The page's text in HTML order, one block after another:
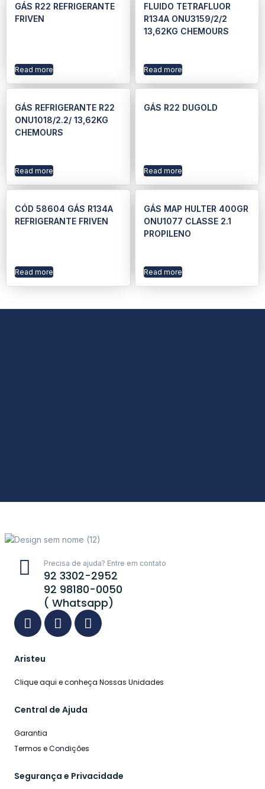
GÁS R22 REFRIGERANTE
FRIVEN
Read more
FLUIDO TETRAFLUOR
R134A ONU3159/2/2
13,62KG CHEMOURS
Read more
GÁS REFRIGERANTE R22
ONU1018/2.2/ 13,62KG
CHEMOURS
Read more
GÁS R22 DUGOLD
Read more
CÓD 58604 GÁS R134A
REFRIGERANTE FRIVEN
Read more
GÁS MAP HULTER 400GR
ONU1077 CLASSE 2.1
PROPILENO
Read more
Precisa de ajuda? Entre em contato
92 3302-2952
92 98180-0050
( Whatsapp)
Aristeu
Clique aqui e conheça Nossas Unidades
Central de Ajuda
Garantia
Termos e Condições
Segurança e Privacidade